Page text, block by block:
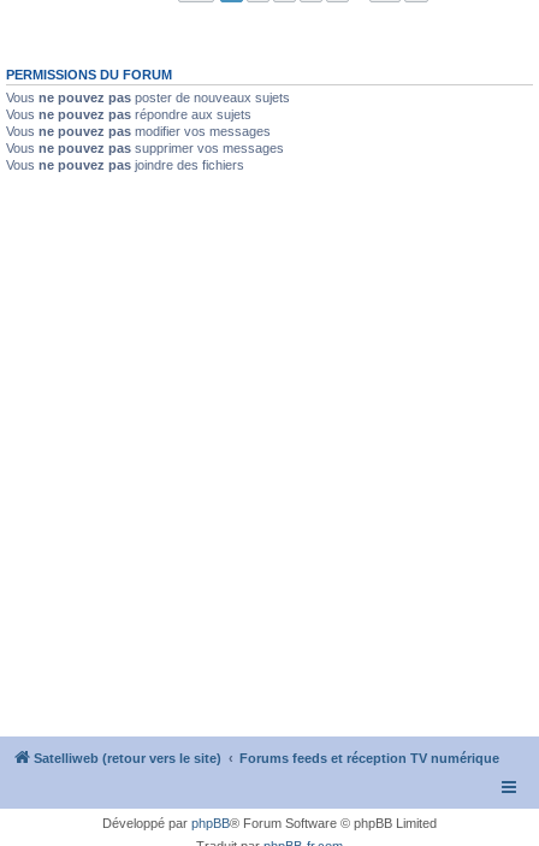
PERMISSIONS DU FORUM
Vous ne pouvez pas poster de nouveaux sujets
Vous ne pouvez pas répondre aux sujets
Vous ne pouvez pas modifier vos messages
Vous ne pouvez pas supprimer vos messages
Vous ne pouvez pas joindre des fichiers
Satelliweb (retour vers le site) Forums feeds et réception TV numérique
Développé par phpBB® Forum Software © phpBB Limited